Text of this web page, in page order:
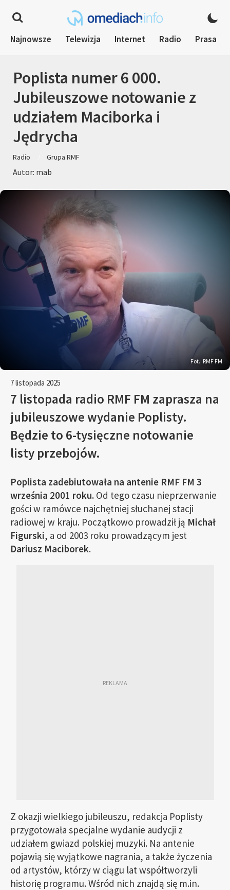
Najnowsze Telewizja Internet Radio Prasa
Poplista numer 6 000.
Jubileuszowe notowanie z
udziałem Maciborka i
Jędrycha
Radio Grupa RMF
Autor: mab
Fot.: RMF FM
7 listopada 2025
7 listopada radio RMF FM zaprasza na
jubileuszowe wydanie Poplisty.
Będzie to 6-tysięczne notowanie
listy przebojów.
Poplista zadebiutowała na antenie RMF FM 3
września 2001 roku. Od tego czasu nieprzerwanie
gości w ramówce najchętniej słuchanej stacji
radiowej w kraju. Początkowo prowadził ją Michał
Figurski, a od 2003 roku prowadzącym jest
Dariusz Maciborek.
Z okazji wielkiego jubileuszu, redakcja Poplisty
przygotowała specjalne wydanie audycji z
udziałem gwiazd polskiej muzyki. Na antenie
pojawią się wyjątkowe nagrania, a także życzenia
od artystów, którzy w ciągu lat współtworzyli
historię programu. Wśród nich znajdą się m.in.